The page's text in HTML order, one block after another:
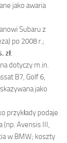
jako awaria
Subaru z
po 2008 r.;
zł
dotyczy m.in.
B7, Golf 6,
jako
przykłady podaje
Avensis III,
w BMW; koszty